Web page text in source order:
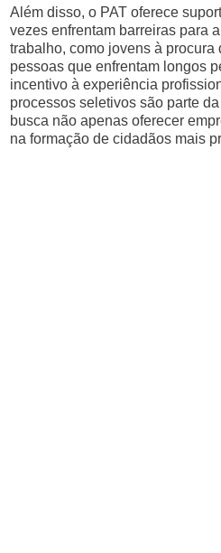
Além disso, o PAT oferece
vezes enfrentam barreiras para
trabalho, como jovens à procura
pessoas que enfrentam longos
incentivo à experiência
processos seletivos são parte
busca não apenas oferecer
na formação de cidadãos mais